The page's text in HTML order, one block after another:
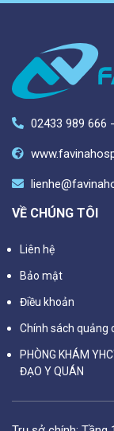
02433 989 666
VỀ CHÚNG TÔI
Liên hệ
Bảo mật
Điều khoản
Chính sách quảng
PHÒNG KHÁM
ĐẠO Y QUÁN